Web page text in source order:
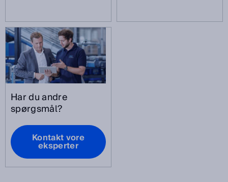
Har du andre
spørgsmål?
Kontakt vore
eksperter